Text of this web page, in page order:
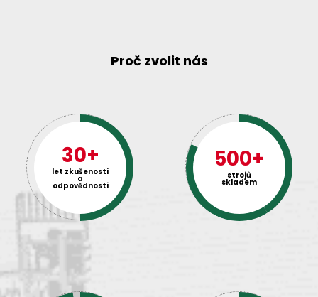
Proč zvolit nás
30+
let zkušenosti
a
odpovědnosti
500+
strojů
skladem